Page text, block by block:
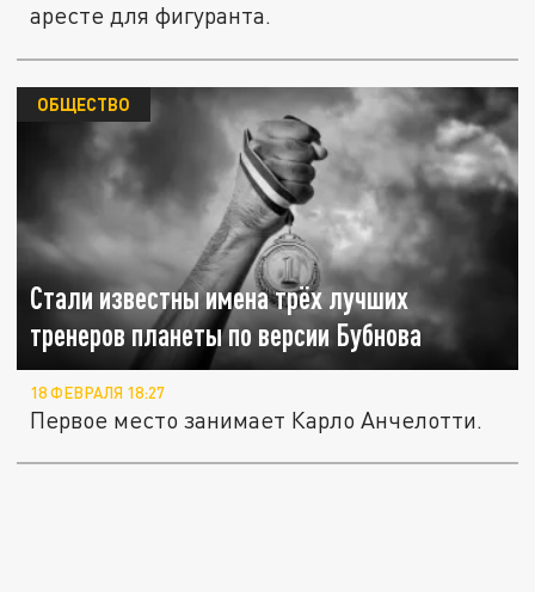
аресте для фигуранта.
Стали известны имена трёх лучших
тренеров планеты по версии Бубнова
ОБЩЕСТВО
18 ФЕВРАЛЯ 18:27
Первое место занимает Карло Анчелотти.